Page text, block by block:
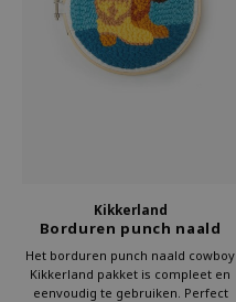
Kikkerland
Borduren punch naald
cowboy
Het borduren punch naald cowboy
Kikkerland pakket is compleet en
eenvoudig te gebruiken. Perfect